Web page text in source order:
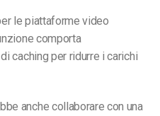
le piattaforme video
comporta
caching per ridurre i carichi
anche collaborare con una